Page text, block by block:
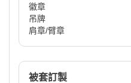
徽章
吊牌
肩章/臂章
被套訂製